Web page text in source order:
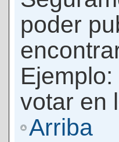
poder
votar en
Arriba